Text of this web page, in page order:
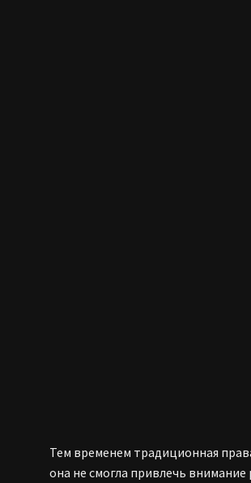
Тем временем традиционная
она не смогла привлечь